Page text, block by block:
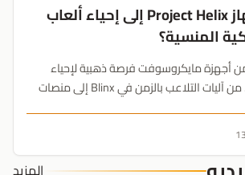
لماذا يحتاج جهاز Project Helix إلى إحياء ألعاب
أجهزة مايكروسوفت فرصة ذهبية لإحياء
الألعاب الكلاسيكية. من آليات التلاعب بالزمن في Blinx إلى منصات
بشدة....